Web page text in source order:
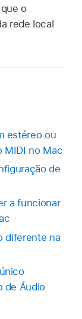
o
rede local
estéreo ou
MIDI no Mac
de
a funcionar
diferente na
de Áudio